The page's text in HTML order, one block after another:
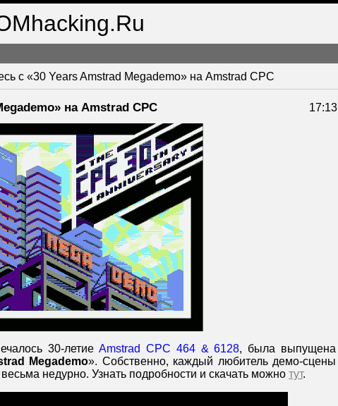
с «30 Years Amstrad Megademo» на Amstrad CPC
на Amstrad CPC 17:13
30-летиеAmstrad CPC 464 & 6128, была выпущена
Megademo». Собственно, каждый любитель демо-сцены
недурно. Узнать подробности и скачать можно тут.